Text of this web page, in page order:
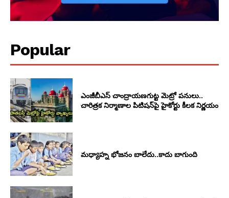
Popular
ఎంజీబీఎస్ చాంద్రాయణగుట్ట మెట్రో పనులు..
చారిత్రక నిర్మాణాల పిటిషన్‌పై హైకోర్టు కీలక నిర్ణయం
మధ్యాహ్న భోజనం బాలేదు..కాదు బాగుంది